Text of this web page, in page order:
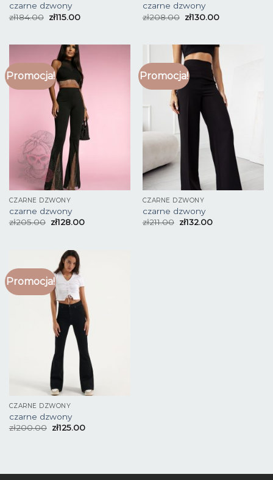
czarne dzwony
zł184.00 zł115.00
czarne dzwony
zł208.00 zł130.00
Promocja!
CZARNE DZWONY
czarne dzwony
zł205.00 zł128.00
Promocja!
CZARNE DZWONY
czarne dzwony
zł211.00 zł132.00
Promocja!
CZARNE DZWONY
czarne dzwony
zł200.00 zł125.00